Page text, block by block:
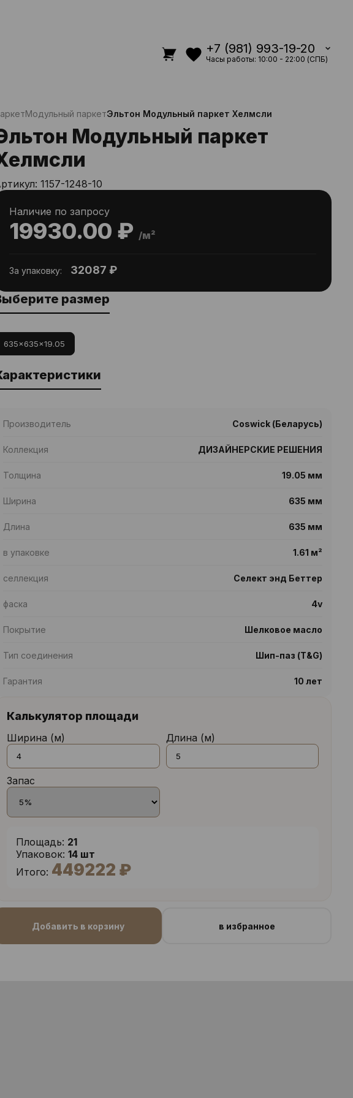
+7 (981) 993-19-20
Часы работы: 10:00 - 22:00 (СПБ)
Модульный паркетЭльтон Модульный паркет Хелмсли
Модульный паркет
1157-1248-10
19930.00 ₽ /м²
Наличие по запросу
За упаковку: 32087 ₽
размер
635x635x19.05
Производитель Coswick (Беларусь)
Коллекция ДИЗАЙНЕРСКИЕ РЕШЕНИЯ
Толщина 19.05 мм
Ширина 635 мм
Длина 635 мм
в упаковке 1.61 м²
селлекция Селект энд Беттер
фаска 4v
Покрытие Шелковое масло
Тип соединения Шип-паз (T&G)
Гарантия 10 лет
Калькулятор площади
Ширина (м) Длина (м)
Запас
Площадь: 21
Упаковок: 14 шт
Итого: 449222 ₽
Добавить в корзину в избранное